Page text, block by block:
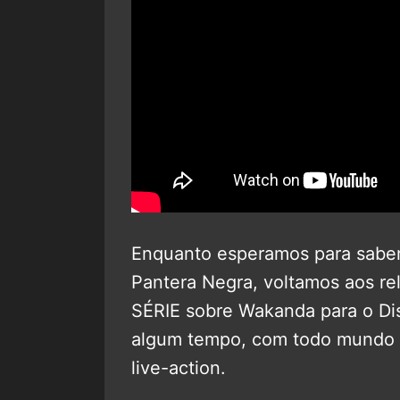
Enquanto esperamos para
Pantera Negra, voltamos aos
SÉRIE sobre Wakanda para o
algum tempo, com todo
live-action.